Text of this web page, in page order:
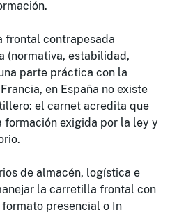
frontal contrapesada
(normativa, estabilidad,
parte práctica con la
en España no existe
el carnet acredita que
exigida por la ley y
de almacén, logística e
la carretilla frontal con
presencial o In